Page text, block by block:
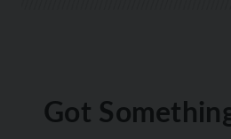
Got